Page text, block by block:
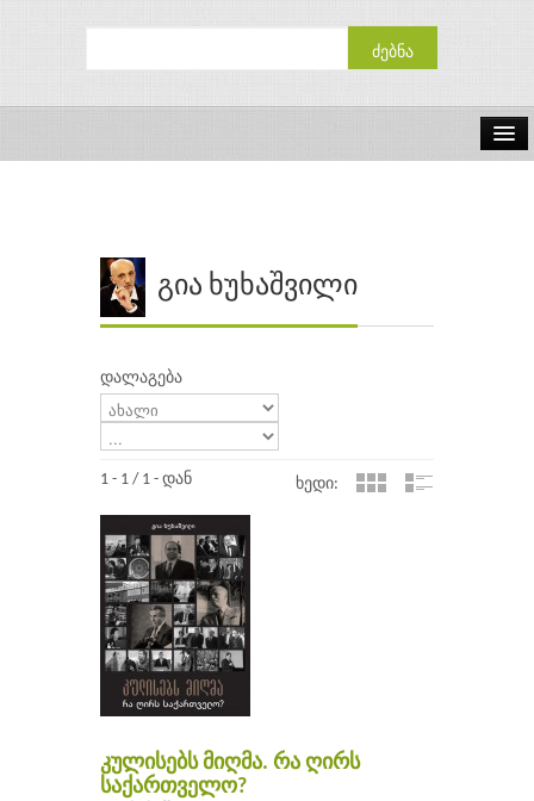
ავტორები
გამომცემლობები
გია ხუხაშვილი
დალაგება
1 - 1 / 1 - დან ხედი:
კულისებს მიღმა. რა ღირს
საქართველო?